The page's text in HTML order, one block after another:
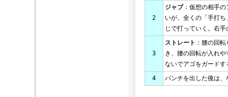
2
ジャブ：仮想の相手の
いが、全くの「手打
じで打っていく。右
3
ストレート ：腰の回
き、腰の回転が入れ
ないでアゴをガードす
4
パンチを出した後は